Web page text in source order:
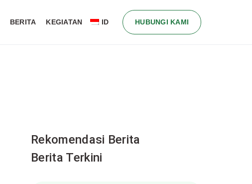
BERITA KEGIATAN ID HUBUNGI KAMI
Rekomendasi Berita
Berita Terkini